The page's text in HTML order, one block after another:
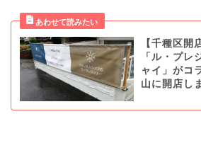
【千種区開
「ル・プレ
ャイ」がコ
山に開店し